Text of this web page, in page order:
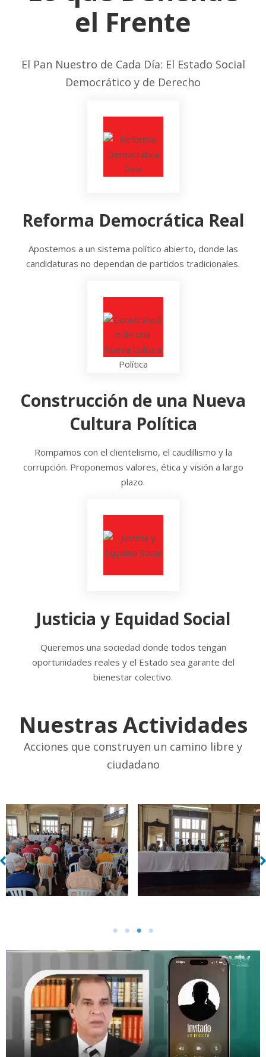
el Frente
El Pan Nuestro de Cada Día: El Estado Social
Democrático y de Derecho
Reforma Democrática Real
Apostemos a un sistema político abierto, donde las
candidaturas no dependan de partidos tradicionales.
Construcción de una Nueva
Cultura Política
Rompamos con el clientelismo, el caudillismo y la
corrupción. Proponemos valores, ética y visión a largo
plazo.
Justicia y Equidad Social
Queremos una sociedad donde todos tengan
oportunidades reales y el Estado sea garante del
bienestar colectivo.
Nuestras Actividades
Acciones que construyen un camino libre y
ciudadano
Sin leyenda Sin leyenda